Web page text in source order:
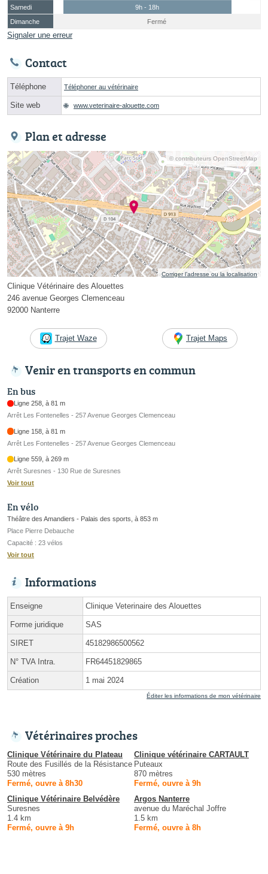
Samedi
9h - 18h
Dimanche
Fermé
Signaler une erreur
Contact
Téléphone Téléphoner au vétérinaire
Site web www.veterinaire-alouette.com
Plan et adresse
© contributeurs OpenStreetMap
Corriger l’adresse ou la localisation
Clinique Vétérinaire des Alouettes
246 avenue Georges Clemenceau
92000 Nanterre
Trajet Waze Trajet Maps
Venir en transports en commun
En bus
Ligne 258, à 81 m
Arrêt Les Fontenelles - 257 Avenue Georges Clemenceau
Ligne 158, à 81 m
Arrêt Les Fontenelles - 257 Avenue Georges Clemenceau
Ligne 559, à 269 m
Arrêt Suresnes - 130 Rue de Suresnes
Voir tout
En vélo
Théâtre des Amandiers - Palais des sports, à 853 m
Place Pierre Debauche
Capacité : 23 vélos
Voir tout
Informations
Enseigne Clinique Veterinaire des Alouettes
Forme juridique SAS
SIRET 45182986500562
N° TVA Intra. FR64451829865
Création 1 mai 2024
Éditer les informations de mon vétérinaire
Vétérinaires proches
Clinique Vétérinaire du Plateau
Route des Fusillés de la Résistance
530 mètres
Fermé, ouvre à 8h30
Clinique vétérinaire CARTAULT
Puteaux
870 mètres
Fermé, ouvre à 9h
Clinique Vétérinaire Belvédère
Suresnes
1.4 km
Fermé, ouvre à 9h
Argos Nanterre
avenue du Maréchal Joffre
1.5 km
Fermé, ouvre à 8h